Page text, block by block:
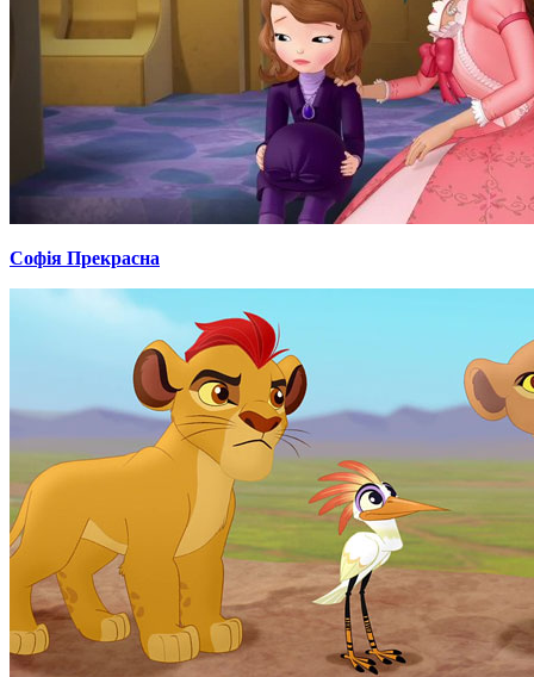
Софія Прекрасна